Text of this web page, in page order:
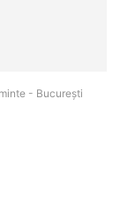
- Bucureşti